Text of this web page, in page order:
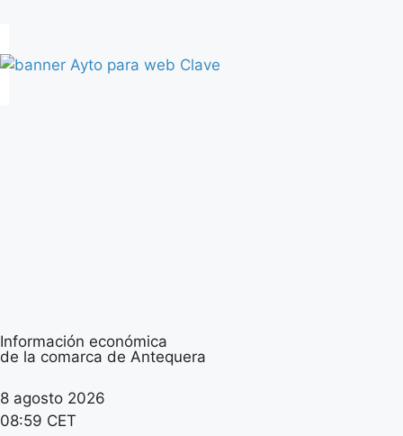
Información económica
de la comarca de Antequera
8 agosto 2026
08:59 CET